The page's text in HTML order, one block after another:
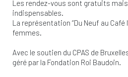
Les rendez-vous sont gratuits
indispensables.
La représentation “Du Neuf au Café
femmes.
Avec le soutien du CPAS de
géré par la Fondation Roi Baudoin.